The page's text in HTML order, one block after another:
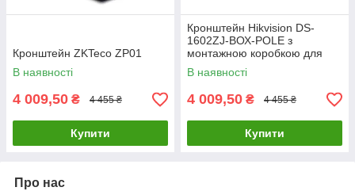
Кронштейн ZKTeco ZP01
В наявності
4 009,50 ₴ 4 455 ₴
Купити
Кронштейн Hikvision DS-
1602ZJ-ВОХ-POLE з
монтажною коробкою для
встановлення на стовп Speed
Dome камер
В наявності
4 009,50 ₴ 4 455 ₴
Купити
Про нас